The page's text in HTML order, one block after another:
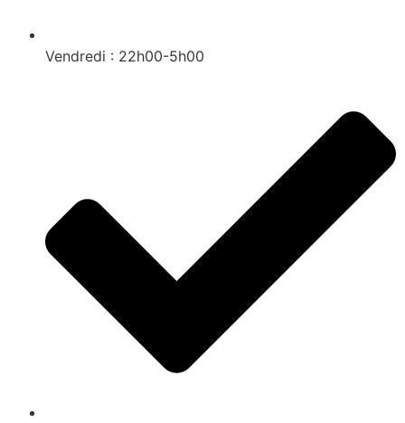
Vendredi : 22h00-5h00